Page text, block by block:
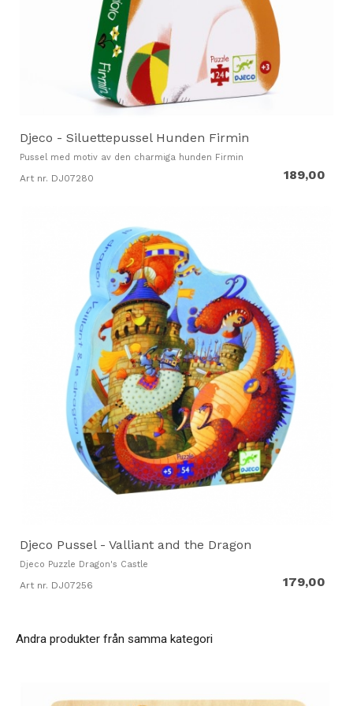
Djeco - Siluettepussel Hunden Firmin
Pussel med motiv av den charmiga hunden Firmin
Art nr. DJ07280 189,00
Djeco Pussel - Valliant and the Dragon
Djeco Puzzle Dragon's Castle
Art nr. DJ07256 179,00
Andra produkter från samma kategori